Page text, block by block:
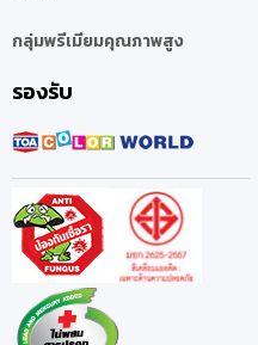
กลุ่มพรีเมียมคุณภาพสูง
รองรับ